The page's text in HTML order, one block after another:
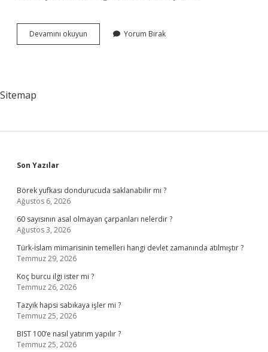
Devamını okuyun
Akan
Yorum Bırak
Sitemap
Sidebar
Son Yazılar
Börek yufkası dondurucuda saklanabilir mi ?
Ağustos 6, 2026
60 sayısının asal olmayan çarpanları nelerdir ?
Ağustos 3, 2026
Türk-İslam mimarisinin temelleri hangi devlet zamanında atılmıştır ?
Temmuz 29, 2026
Koç burcu ilgi ister mi ?
Temmuz 26, 2026
Tazyik hapsi sabıkaya işler mi ?
Temmuz 25, 2026
BIST 100’e nasıl yatırım yapılır ?
Temmuz 25, 2026